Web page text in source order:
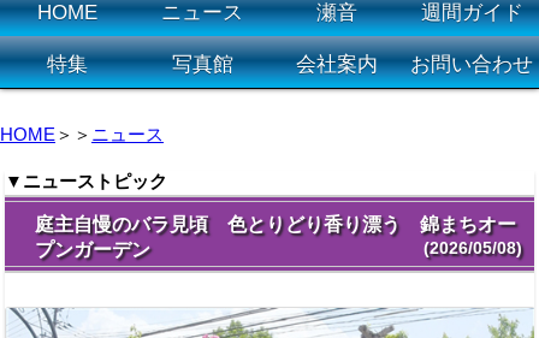
HOME ニュース 瀬音 週間ガイド
特集 写真館 会社案内 お問い合わせ
HOME ＞＞ ニュース
▼ニューストピック
庭主自慢のバラ見頃 色とりどり香り漂う 錦まちオー
プンガーデン
(2026/05/08)